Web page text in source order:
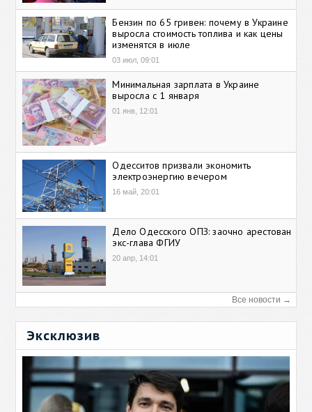
Бензин по 65 гривен: почему в Украине
выросла стоимость топлива и как цены
изменятся в июле
03 июл, 09:01
Минимальная зарплата в Украине
выросла с 1 января
01 янв, 12:01
Одесситов призвали экономить
электроэнергию вечером
16 май, 20:01
Дело Одесского ОПЗ: заочно арестован
экс-глава ФГИУ
20 апр, 14:01
Все новости →
Эксклюзив